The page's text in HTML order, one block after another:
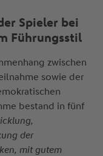
Spieler bei
Führungsstil
zwischen
sowie der
bestand in fünf
der
mit gutem